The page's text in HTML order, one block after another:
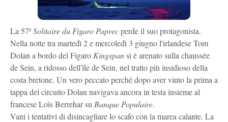
La 57ªSolitaire du Figaro Paprecperde il suo protagonista.
Nella notte tra martedì 2 e mercoledì 3 giugno l'irlandese Tom
Dolan a bordo del Figaro Kingspansi è arenato sulla chaussée
de Sein, a ridosso dell'île de Sein, nel tratto più insidioso della
costa bretone. Un vero peccato perché dopo aver vinto la prima a
tappa del circuito Dolan navigava ancora in testa insieme al
francese Loïs Berrehar su Banque Populaire.
Vani i tentativi di disincagliare lo scafo con la marea calante. La